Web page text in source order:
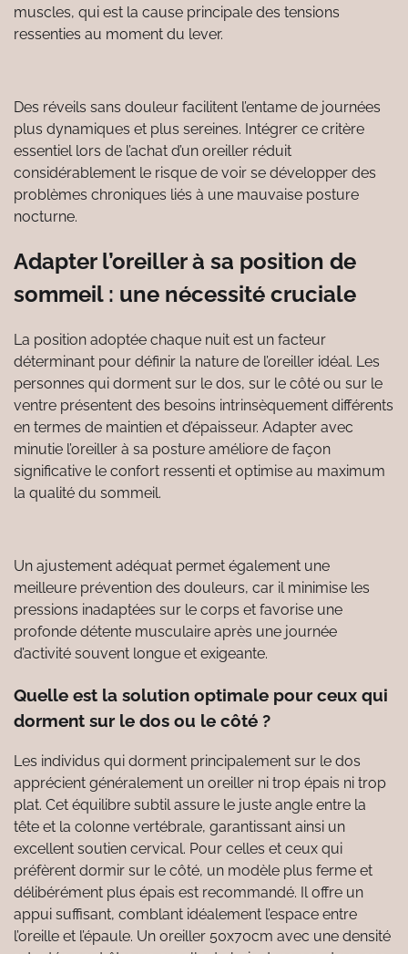
muscles, qui est la cause principale des tensions
ressenties au moment du lever.
Des réveils sans douleur facilitent l’entame de journées
plus dynamiques et plus sereines. Intégrer ce critère
essentiel lors de l’achat d’un oreiller réduit
considérablement le risque de voir se développer des
problèmes chroniques liés à une mauvaise posture
nocturne.
Adapter l’oreiller à sa position de
sommeil : une nécessité cruciale
La position adoptée chaque nuit est un facteur
déterminant pour définir la nature de l’oreiller idéal. Les
personnes qui dorment sur le dos, sur le côté ou sur le
ventre présentent des besoins intrinsèquement différents
en termes de maintien et d’épaisseur. Adapter avec
minutie l’oreiller à sa posture améliore de façon
significative le confort ressenti et optimise au maximum
la qualité du sommeil.
Un ajustement adéquat permet également une
meilleure prévention des douleurs, car il minimise les
pressions inadaptées sur le corps et favorise une
profonde détente musculaire après une journée
d’activité souvent longue et exigeante.
Quelle est la solution optimale pour ceux qui
dorment sur le dos ou le côté ?
Les individus qui dorment principalement sur le dos
apprécient généralement un oreiller ni trop épais ni trop
plat. Cet équilibre subtil assure le juste angle entre la
tête et la colonne vertébrale, garantissant ainsi un
excellent soutien cervical. Pour celles et ceux qui
préfèrent dormir sur le côté, un modèle plus ferme et
délibérément plus épais est recommandé. Il offre un
appui suffisant, comblant idéalement l’espace entre
l’oreille et l’épaule. Un oreiller 50x70cm avec une densité